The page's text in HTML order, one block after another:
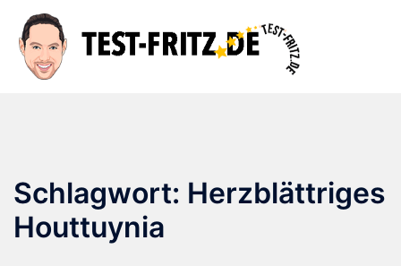
Inhalt
springen
Schlagwort: Herzblättriges
Houttuynia